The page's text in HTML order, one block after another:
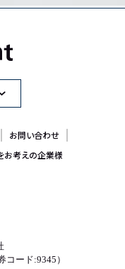
お問い合わせ
お考えの企業様
コード:9345）